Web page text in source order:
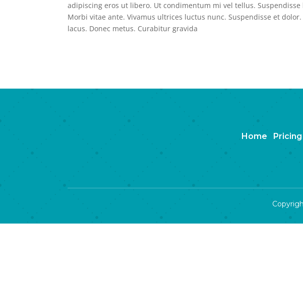
adipiscing eros ut libero. Ut condimentum mi vel tellus.
Morbi vitae ante. Vivamus ultrices luctus nunc. Suspendisse et
lacus. Donec metus. Curabitur gravida
Home Pricing